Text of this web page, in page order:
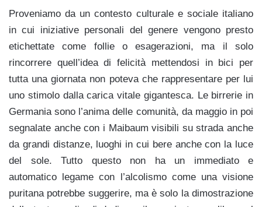
Proveniamo da un contesto culturale e sociale italiano
in cui iniziative personali del genere vengono presto
etichettate come follie o esagerazioni, ma il solo
rincorrere quell’idea di felicità mettendosi in bici per
tutta una giornata non poteva che rappresentare per lui
uno stimolo dalla carica vitale gigantesca. Le birrerie in
Germania sono l’anima delle comunità, da maggio in poi
segnalate anche con i Maibaum visibili su strada anche
da grandi distanze, luoghi in cui bere anche con la luce
del sole. Tutto questo non ha un immediato e
automatico legame con l’alcolismo come una visione
puritana potrebbe suggerire, ma è solo la dimostrazione